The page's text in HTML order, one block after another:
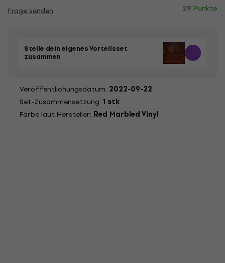
Frage senden 29 Punkte
Stelle dein eigenes Vorteilsset
zusammen
Veröffentlichungsdatum: 2022-09-22
Set-Zusammensetzung: 1 stk
Farbe laut Hersteller: Red Marbled Vinyl